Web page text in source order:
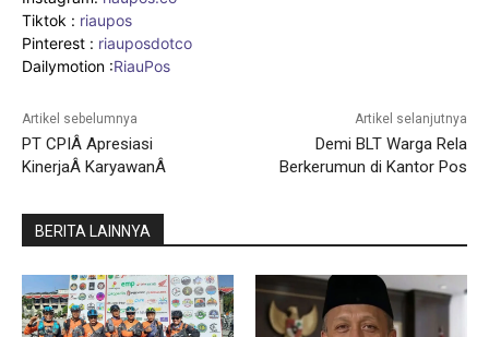
Tiktok : riaupos
Pinterest : riauposdotco
Dailymotion :RiauPos
Artikel sebelumnya
PT CPIÂ Apresiasi
KinerjaÂ KaryawanÂ
Artikel selanjutnya
Demi BLT Warga Rela
Berkerumun di Kantor Pos
BERITA LAINNYA